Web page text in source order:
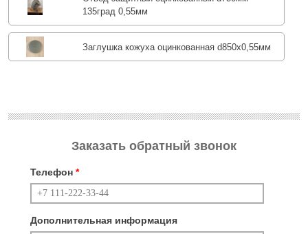
135град 0,55мм
Заглушка кожуха оцинкованная d850х0,55мм
Заказать обратный звонок
Телефон *
Дополнительная информация